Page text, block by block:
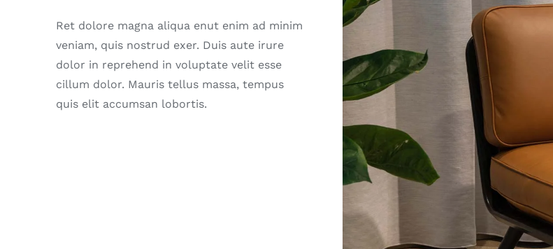
Ret dolore magna aliqua enut enim ad minim
veniam, quis nostrud exer. Duis aute irure
dolor in reprehend in voluptate velit esse
cillum dolor. Mauris tellus massa, tempus
quis elit accumsan lobortis.